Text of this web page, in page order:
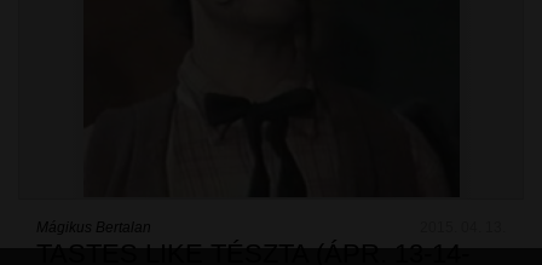
Mágikus Bertalan
TASTES LIKE TÉSZTA (ÁPR. 13-14-